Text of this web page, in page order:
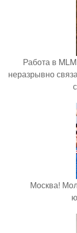
Работа в
неразрывно
Москва!